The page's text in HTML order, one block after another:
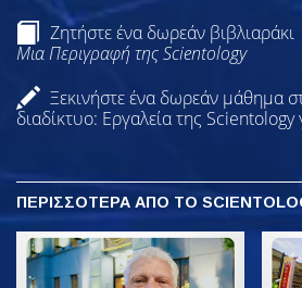
Ζητήστε ένα δωρεάν βιβλιαράκι
Μια Περιγραφή της Scientology
Ξεκινήστε ένα δωρεάν μάθημα
διαδίκτυο: Εργαλεία της
ΠΕΡΙΣΣΟΤΕΡΑ ΑΠΟ ΤΟ